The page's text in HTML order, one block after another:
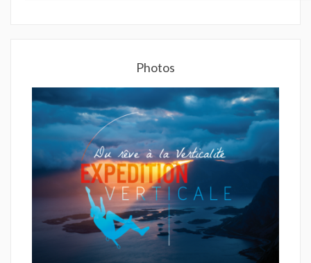
Photos